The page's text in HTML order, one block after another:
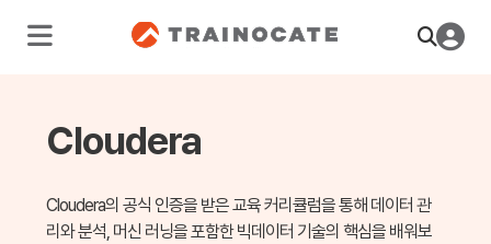
Cloudera
Cloudera의 공식 인증을 받은 교육 커리큘럼을 통해 데이터 관
리와 분석, 머신 러닝을 포함한 빅데이터 기술의 핵심을 배워보